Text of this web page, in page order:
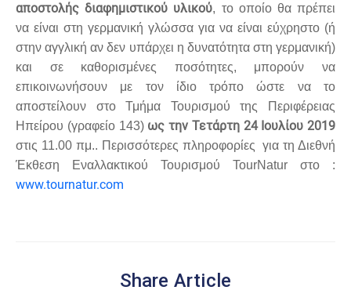
αποστολής διαφημιστικού υλικού, το οποίο θα πρέπει
να είναι στη γερμανική γλώσσα για να είναι εύχρηστο (ή
στην αγγλική αν δεν υπάρχει η δυνατότητα στη γερμανική)
και σε καθορισμένες ποσότητες, μπορούν να
επικοινωνήσουν με τον ίδιο τρόπο ώστε να το
αποστείλουν στο Τμήμα Τουρισμού της Περιφέρειας
Ηπείρου (γραφείο 143) ως την Τετάρτη 24 Ιουλίου 2019
στις 11.00 πμ.. Περισσότερες πληροφορίες για τη Διεθνή
Έκθεση Εναλλακτικού Τουρισμού TourNatur στο :
www.tournatur.com
Share Article